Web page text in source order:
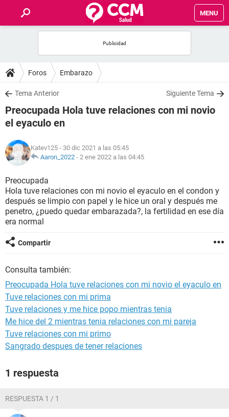
MENU
FOROS
SALUD
FAMILIA
NUTRICIÓN
SEXUALIDAD
GLOSARIO
Foros Embarazo
Tema Anterior Siguiente Tema
Preocupada Hola tuve relaciones con mi novio
el eyaculo en
Katev125 - 30 dic 2021 a las 05:45
Aaron_2022 - 2 ene 2022 a las 04:45
Preocupada
Hola tuve relaciones con mi novio el eyaculo en el condon y
después se limpio con papel y le hice un oral y después me
penetro, ¿puedo quedar embarazada?, la fertilidad en ese día
era normal
Compartir
Consulta también:
Preocupada Hola tuve relaciones con mi novio el eyaculo en
Tuve relaciones con mi prima
Tuve relaciones y me hice popo mientras tenia
Me hice del 2 mientras tenia relaciones con mi pareja
Tuve relaciones con mi primo
Sangrado despues de tener relaciones
1 respuesta
RESPUESTA 1 / 1